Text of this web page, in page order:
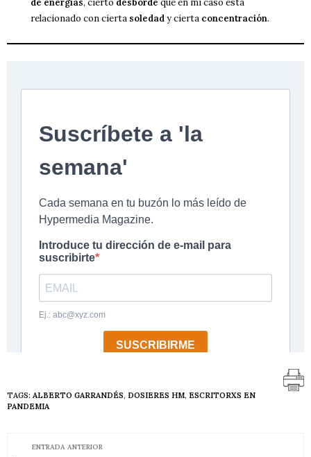
de energías, cierto desborde que en mi caso está
relacionado con cierta soledady cierta concentración.
TAGS: ALBERTO GARRANDÉS, DOSIERES HM, ESCRITORXS EN
PANDEMIA
ENTRADA ANTERIOR